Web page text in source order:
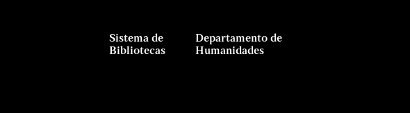
Sistema de
Bibliotecas
Departamento de
Humanidades